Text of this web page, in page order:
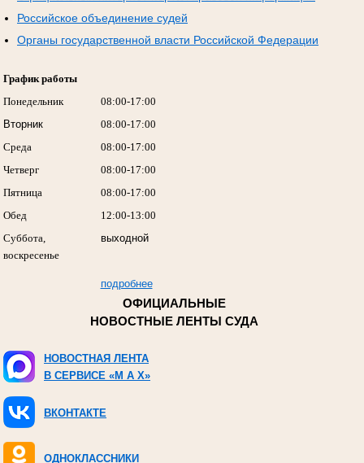
Российское объединение судей
Органы государственной власти Российской Федерации
График работы
Понедельник
08:00-17:00
Вторник
08:00-17:00
Среда
08:00-17:00
Четверг
08:00-17:00
Пятница
08:00-17:00
Обед
12:00-13:00
Суббота,
воскресенье
выходной
подробнее
ОФИЦИАЛЬНЫЕ
НОВОСТНЫЕ ЛЕНТЫ СУДА
НОВОСТНАЯ ЛЕНТА
В СЕРВИСЕ «M A X»
ВКОНТАКТЕ
ОДНОКЛАССНИКИ